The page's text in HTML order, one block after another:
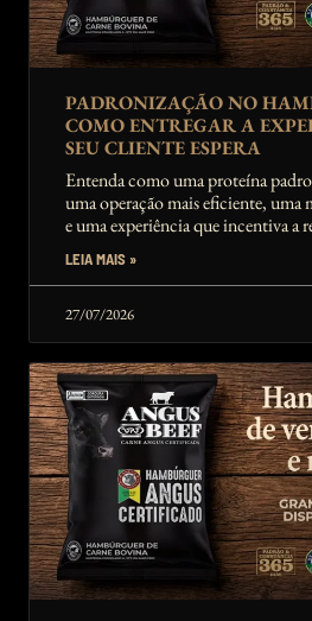
PADRONIZAÇÃO NO
COMO ENTREGAR A
SEU CLIENTE ESPERA
Entenda como uma proteína
uma operação mais eficiente, uma
e uma experiência que incentiva a
LEIA MAIS »
27/07/2026